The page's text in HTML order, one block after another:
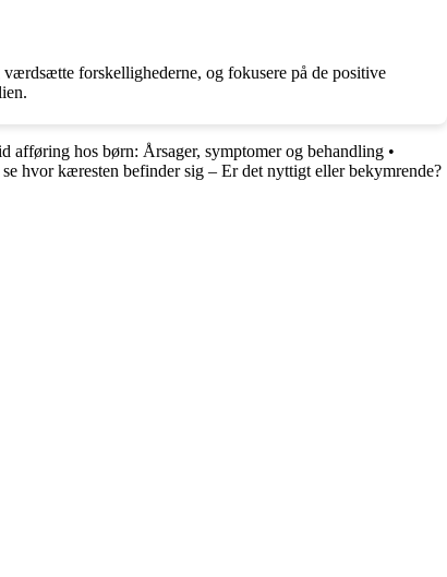
forskellighederne, og fokusere på de positive
afføring hos børn: Årsager, symptomer og behandling •
hvor kæresten befinder sig – Er det nyttigt eller bekymrende?